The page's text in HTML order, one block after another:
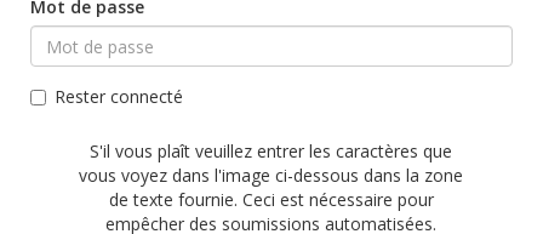
Mot de passe
Rester connecté
S'il vous plaît veuillez entrer les caractères que
vous voyez dans l'image ci-dessous dans la zone
de texte fournie. Ceci est nécessaire pour
empêcher des soumissions automatisées.